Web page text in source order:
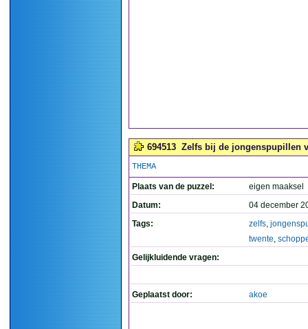
694513 Zelfs bij de jongenspupillen
THEMA
Plaats van de puzzel:
eigen maaksel
Datum:
04 december
Tags:
zelfs,
twente,
Gelijkluidende vragen:
Geplaatst door: akoe